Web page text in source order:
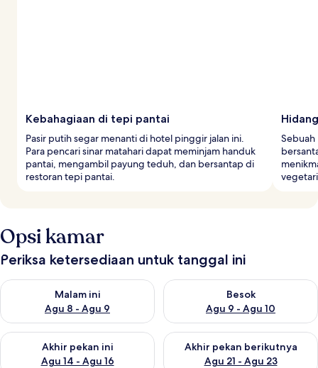
Kebahagiaan di tepi pantai
Pasir putih segar menanti di hotel pinggir jalan ini.
Para pencari sinar matahari dapat meminjam handuk
pantai, mengambil payung teduh, dan bersantap di
restoran tepi pantai.
Opsi kamar
Periksa ketersediaan untuk tanggal ini
Malam ini
Agu 8 - Agu 9
Periksa ketersediaan untuk malam ini Agu 8 - Agu 9
Besok
Agu 9 - Agu 10
Periksa ketersediaan untuk
Akhir pekan ini
Agu 14 - Agu 16
Periksa ketersediaan untuk akhir pekan ini Agu 14 - Agu 16
Akhir pekan berikutnya
Agu 21 - Agu 23
Periksa ketersediaan untuk